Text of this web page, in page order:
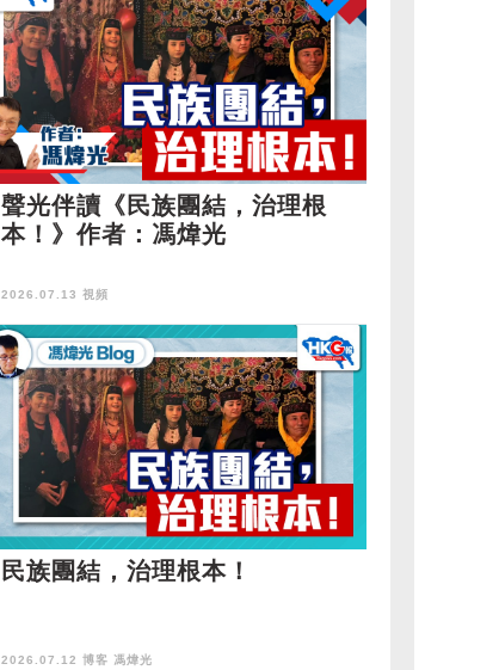
聲光伴讀《民族團結，治理根
本！》作者：馮煒光
2026.07.13 視頻
民族團結，治理根本！
2026.07.12 博客 馮煒光